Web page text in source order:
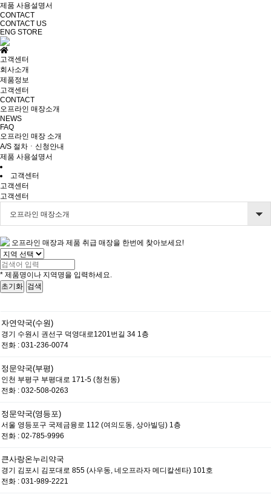
제품 사용설명서
CONTACT
CONTACT US
ENG STORE
고객센터
회사소개
제품정보
고객센터
CONTACT
오프라인 매장소개
NEWS
FAQ
오프라인 매장 소개
A/S 절차ㆍ신청안내
제품 사용설명서
고객센터
고객센터
고객센터
오프라인 매장소개
오프라인 매장과 제품 취급 매장을 한번에 찾아보세요!
* 제품명이나 지역명을 입력하세요.
초기화 검색50m
자연약국(수원)
경기 수원시 권선구 덕영대로1201번길 34 1층
전화 : 031-236-0074
정문약국(부평)
인천 부평구 부평대로 171-5 (청천동)
전화 : 032-508-0263
정문약국(영등포)
서울 영등포구 국제금융로 112 (여의도동, 상아빌딩) 1층
전화 : 02-785-9996
큰사랑온누리약국
경기 김포시 김포대로 855 (사우동, 네오프라자 메디칼센타) 101호
전화 : 031-989-2221